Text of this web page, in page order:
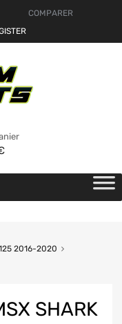
COMPARER
2016-2020
SHARK